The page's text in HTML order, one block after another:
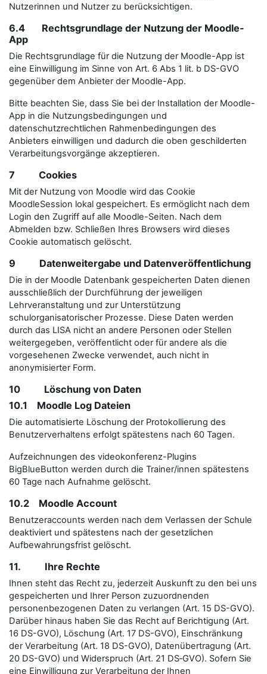
Nutzerinnen und Nutzer zu berücksichtigen.
6.4 Rechtsgrundlage der Nutzung der Moodle-
App
Die Rechtsgrundlage für die Nutzung der Moodle-App ist
eine Einwilligung im Sinne von Art. 6 Abs 1 lit. b DS-GVO
gegenüber dem Anbieter der Moodle-App.
Bitte beachten Sie, dass Sie bei der Installation der Moodle-
App in die Nutzungsbedingungen und
datenschutzrechtlichen Rahmenbedingungen des
Anbieters einwilligen und dadurch die oben geschilderten
Verarbeitungsvorgänge akzeptieren.
7 Cookies
Mit der Nutzung von Moodle wird das Cookie
MoodleSession lokal gespeichert. Es ermöglicht nach dem
Login den Zugriff auf alle Moodle-Seiten. Nach dem
Abmelden bzw. Schließen Ihres Browsers wird dieses
Cookie automatisch gelöscht.
9 Datenweitergabe und Datenveröffentlichung
Die in der Moodle Datenbank gespeicherten Daten dienen
ausschließlich der Durchführung der jeweiligen
Lehrveranstaltung und zur Unterstützung
schulorganisatorischer Prozesse. Diese Daten werden
durch das LISA nicht an andere Personen oder Stellen
weitergegeben, veröffentlicht oder für andere als die
vorgesehenen Zwecke verwendet, auch nicht in
anonymisierter Form.
10 Löschung von Daten
10.1 Moodle Log Dateien
Die automatisierte Löschung der Protokollierung des
Benutzerverhaltens erfolgt spätestens nach 60 Tagen.
Aufzeichnungen des videokonferenz-Plugins
BigBlueButton werden durch die Trainer/innen spätestens
60 Tage nach Aufnahme gelöscht.
10.2 Moodle Account
Benutzeraccounts werden nach dem Verlassen der Schule
deaktiviert und spätestens nach der gesetzlichen
Aufbewahrungsfrist gelöscht.
11. Ihre Rechte
Ihnen steht das Recht zu, jederzeit Auskunft zu den bei uns
gespeicherten und Ihrer Person zuzuordnenden
personenbezogenen Daten zu verlangen (Art. 15 DS-GVO).
Darüber hinaus haben Sie das Recht auf Berichtigung (Art.
16 DS-GVO), Löschung (Art. 17 DS-GVO), Einschränkung
der Verarbeitung (Art. 18 DS-GVO), Datenübertragung (Art.
20 DS-GVO) und Widerspruch (Art. 21 DS‑GVO). Sofern Sie
eine Einwilligung zur Verarbeitung der Ihnen